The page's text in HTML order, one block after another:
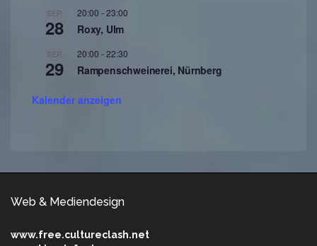
SEP.
28
20:00 -23:00
Roxy, Ulm
SEP.
29
20:00 -22:30
Rampenschweinerei, Nürnberg
Kalender anzeigen
Web & Mediendesign
www.free.cultureclash.net